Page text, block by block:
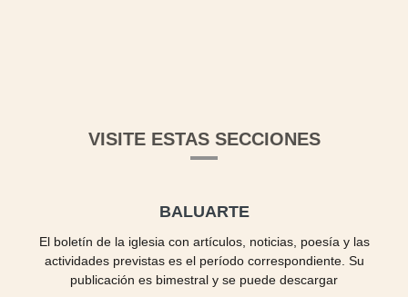
VISITE ESTAS SECCIONES
BALUARTE
El boletín de la iglesia con artículos, noticias, poesía y las
actividades previstas es el período correspondiente. Su
publicación es bimestral y se puede descargar